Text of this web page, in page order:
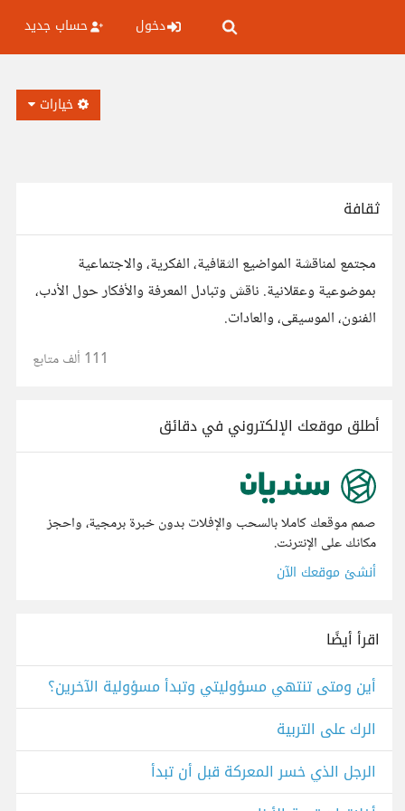
دخول حساب جديد
خيارات
ثقافة
مجتمع لمناقشة المواضيع الثقافية، الفكرية، والاجتماعية
بموضوعية وعقلانية. ناقش وتبادل المعرفة والأفكار حول الأدب،
الفنون، الموسيقى، والعادات.
111 ألف متابع
أطلق موقعك الإلكتروني في دقائق
صمم موقعك كاملا بالسحب والإفلات بدون خبرة برمجية، واحجز
مكانك على الإنترنت.
أنشئ موقعك الآن
اقرأ أيضًا
أين ومتى تنتهي مسؤوليتي وتبدأ مسؤولية الآخرين؟
الرك على التربية
الرجل الذي خسر المعركة قبل أن تبدأ